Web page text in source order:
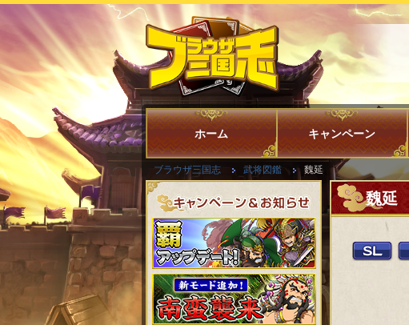
ホーム キャンペーン
ブラウザ三国志 武将図鑑 魏延
魏延